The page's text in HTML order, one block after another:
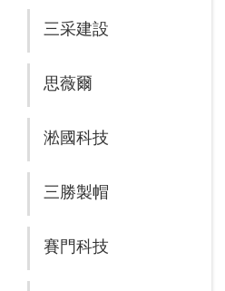
三采建設
思薇爾
淞國科技
三勝製帽
賽門科技